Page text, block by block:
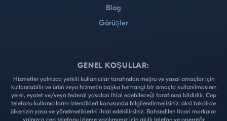
Blog
Görüşler
GENEL KOŞULLAR:
Hizmetler yalnızca yetkili kullanıcılar tarafından meşru ve yasal amaçlar için
kullanılabilir ve ürün veya hizmetin başka herhangi bir amaçla kullanılmasının
yerel, eyalet ve/veya federal yasaları ihlal edebileceği tarafınıza bildirilir. Cep
telefonu kullanıcılarını izlendikleri konusunda bilgilendirmelisiniz, aksi takdirde
ülkenizin yasa ve yönetmeliklerini ihlal edebilirsiniz. Bahsedilen ticari markalar